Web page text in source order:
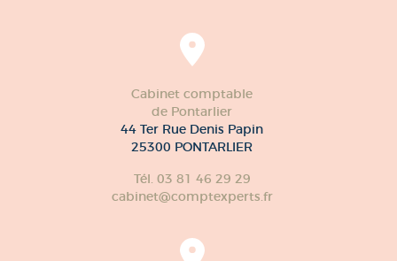
Cabinet comptable
de Pontarlier
44 Ter Rue Denis Papin
25300 PONTARLIER
Tél. 03 81 46 29 29
cabinet@comptexperts.fr